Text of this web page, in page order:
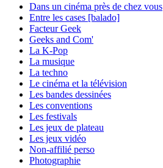
Dans un cinéma près de chez vous
Entre les cases [balado]
Facteur Geek
Geeks and Com'
La K-Pop
La musique
La techno
Le cinéma et la télévision
Les bandes dessinées
Les conventions
Les festivals
Les jeux de plateau
Les jeux vidéo
Non-affilié perso
Photographie